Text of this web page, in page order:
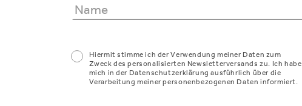
Hiermit stimme ich der Verwendung meiner Daten zum
Zweck des personalisierten Newsletterversands zu. Ich habe
mich in der Datenschutzerklärung ausführlich über die
Verarbeitung meiner personenbezogenen Daten informiert.